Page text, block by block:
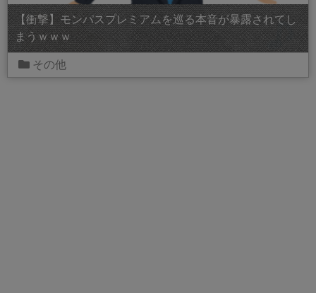
【衝撃】モンパスプレミアムを巡る本音が暴露されてし
まうｗｗｗ
その他